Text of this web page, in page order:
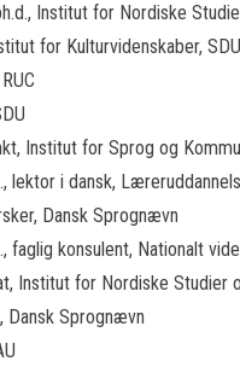
Institut for Nordiske
for Kulturvidenskaber, SDU
Institut for Sprog og
lektor i dansk,
Dansk Sprognævn
faglig konsulent, Nationalt
Institut for Nordiske Studier
Dansk Sprognævn